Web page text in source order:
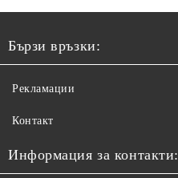
Бързи връзки:
Рекламации
Контакт
Информация за контакти: